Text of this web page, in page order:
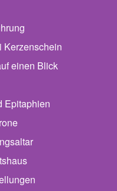
von Stiftskirche
Kerzenschein
einen Blick
Epitaphien